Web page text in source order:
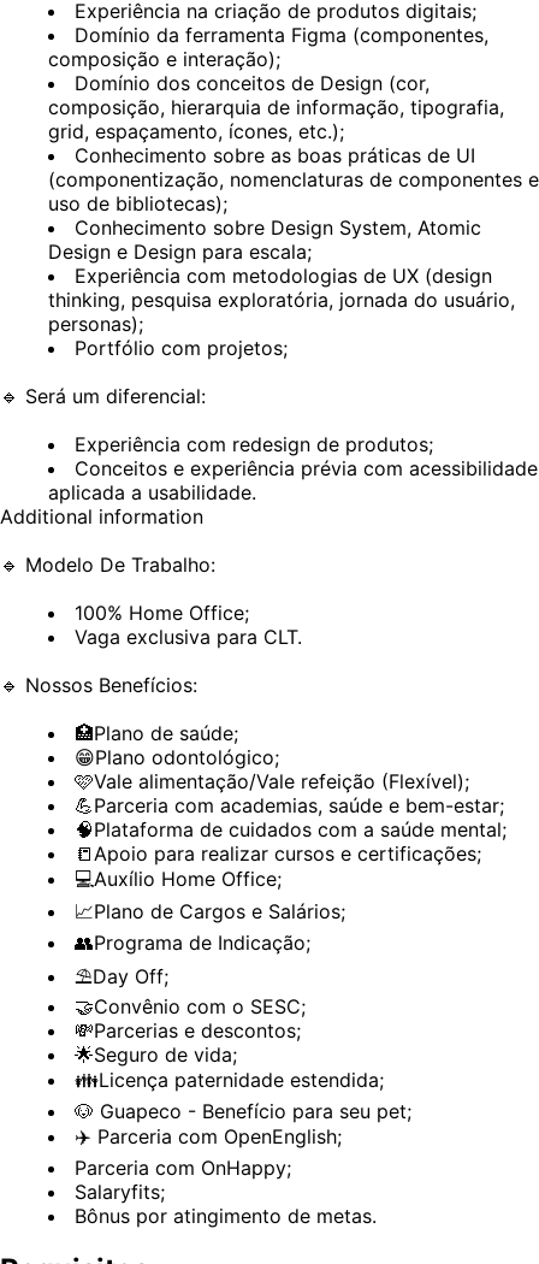
Experiência na criação de produtos digitais;
Domínio da ferramenta Figma (componentes,
composição e interação);
Domínio dos conceitos de Design (cor,
composição, hierarquia de informação, tipografia,
grid, espaçamento, ícones, etc.);
Conhecimento sobre as boas práticas de UI
(componentização, nomenclaturas de componentes e
uso de bibliotecas);
Conhecimento sobre Design System, Atomic
Design e Design para escala;
Experiência com metodologias de UX (design
thinking, pesquisa exploratória, jornada do usuário,
personas);
Portfólio com projetos;
🔹 Será um diferencial:
Experiência com redesign de produtos;
Conceitos e experiência prévia com acessibilidade
aplicada a usabilidade.
Additional information
🔹 Modelo De Trabalho:
100% Home Office;
Vaga exclusiva para CLT.
🔹 Nossos Benefícios:
🏥Plano de saúde;
😁Plano odontológico;
🩷Vale alimentação/Vale refeição (Flexível);
💪Parceria com academias, saúde e bem-estar;
🧠Plataforma de cuidados com a saúde mental;
📒Apoio para realizar cursos e certificações;
💻Auxílio Home Office;
📈Plano de Cargos e Salários;
👥Programa de Indicação;
⛱️Day Off;
🤝Convênio com o SESC;
💸Parcerias e descontos;
🌟Seguro de vida;
👪Licença paternidade estendida;
🐶 Guapeco - Benefício para seu pet;
✈️ Parceria com OpenEnglish;
Parceria com OnHappy;
Salaryfits;
Bônus por atingimento de metas.